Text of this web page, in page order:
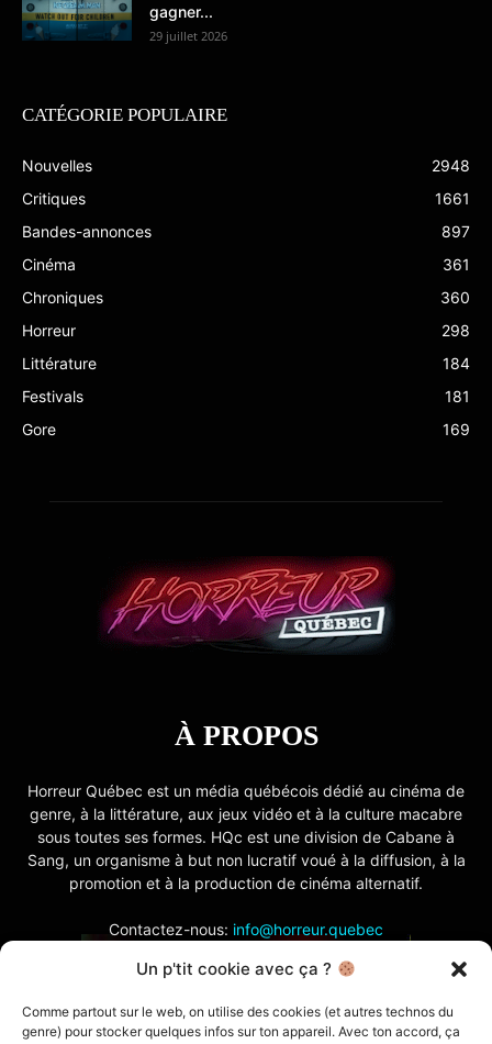
Un p'tit cookie avec ça ?
Comme partout sur le web, on utilise des cookies (et autres technos du
genre) pour stocker quelques infos sur ton appareil. Avec ton accord, ça
gagner...
29 juillet 2026
CATÉGORIE POPULAIRE
Nouvelles
2948
Critiques
1661
Bandes-annonces
897
Cinéma
361
Chroniques
360
Horreur
298
Littérature
184
Festivals
181
Gore
169
À PROPOS
Horreur Québec est un média québécois dédié au cinéma de
genre, à la littérature, aux jeux vidéo et à la culture macabre
sous toutes ses formes. HQc est une division de Cabane à
Sang, un organisme à but non lucratif voué à la diffusion, à la
promotion et à la production de cinéma alternatif.
Contactez-nous: info@horreur.quebec
SUIVEZ NOUS